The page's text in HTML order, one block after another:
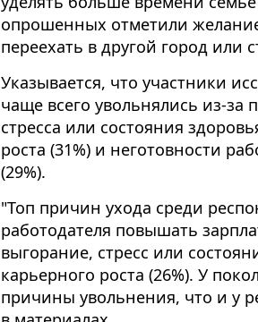
опрошенных отметили
переехать в другой город или
Указывается, что участники
чаще всего увольнялись из-за
стресса или состояния
роста (31%) и неготовности
(29%).
"Топ причин ухода среди
работодателя повышать
выгорание, стресс или
карьерного роста (26%). У
причины увольнения, что и у